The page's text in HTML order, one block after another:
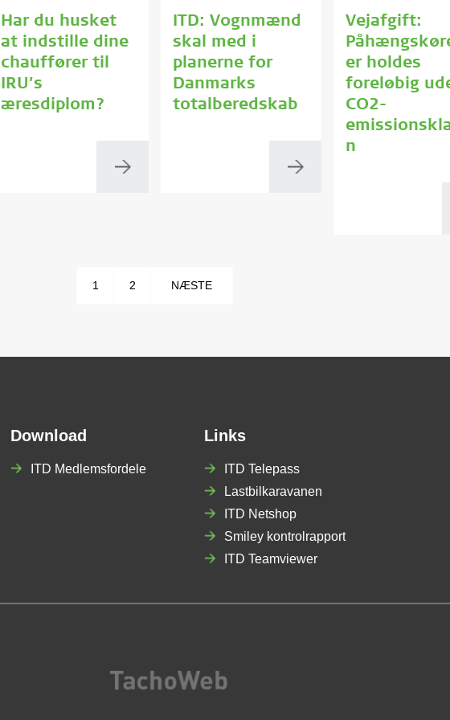
Har du husket
at indstille dine
chauffører til
IRU’s
æresdiplom?
ITD: Vognmænd
skal med i
planerne for
Danmarks
totalberedskab
Vejafgift:
er holdes
foreløbig
CO2-
n
1 2 NÆSTE
Download
ITD Medlemsfordele
Links
ITD Telepass
Lastbilkaravanen
ITD Netshop
Smiley kontrolrapport
ITD Teamviewer